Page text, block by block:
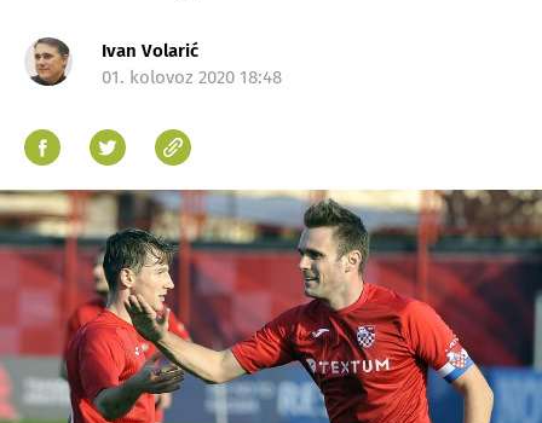
Ivan Volarić
01. kolovoz 2020 18:48